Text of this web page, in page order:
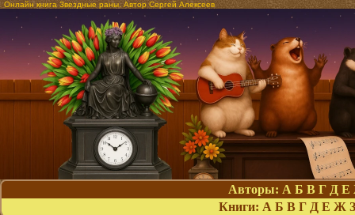
Онлайн книга Звездные раны. Автор Сергей Алексеев
Авторы: А Б В Г Д Е
Книги: А Б В Г Д Е Ж З